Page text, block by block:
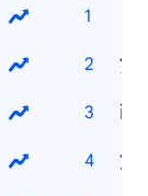
酒
渋